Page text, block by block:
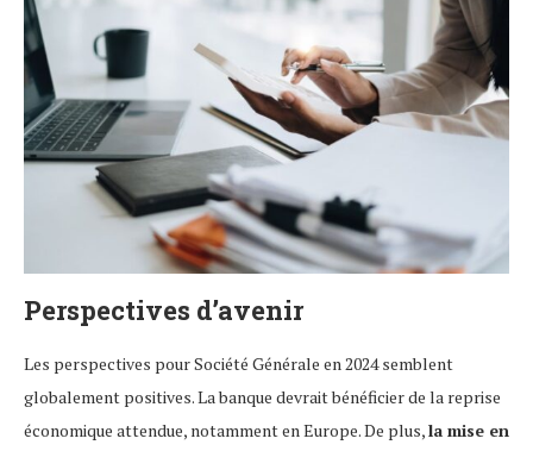
Perspectives d’avenir
Les perspectives pour Société Générale en 2024 semblent
globalement positives. La banque devrait bénéficier de la reprise
économique attendue, notamment en Europe. De plus,la mise en